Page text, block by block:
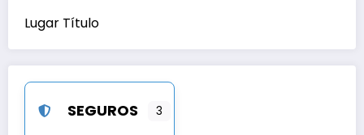
Lugar Título
SEGUROS 3